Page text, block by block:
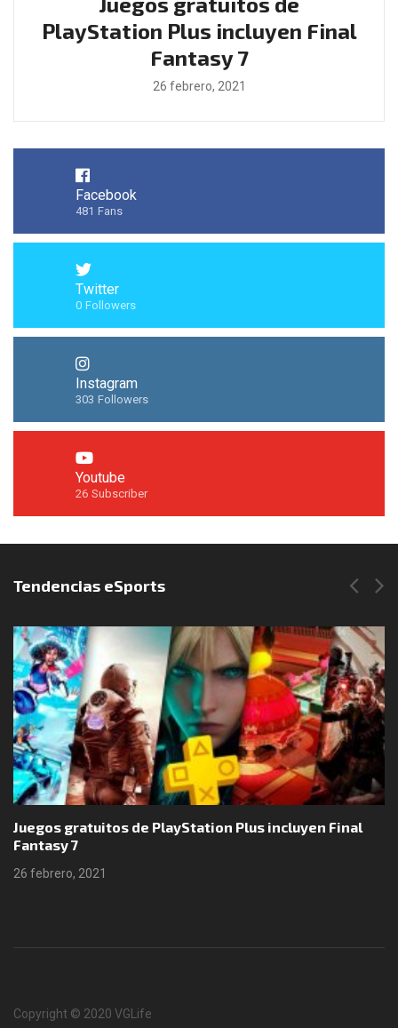
PlayStation Plus incluyen Final
Fantasy 7
26 febrero, 2021
Facebook
481 Fans
Twitter
0 Followers
Instagram
303 Followers
Youtube
26 Subscriber
Síguenos en Instagram
Tendencias eSports
Juegos gratuitos de PlayStation Plus incluyen Final
Fantasy 7
26 febrero, 2021
Copyright © 2020 VGLife